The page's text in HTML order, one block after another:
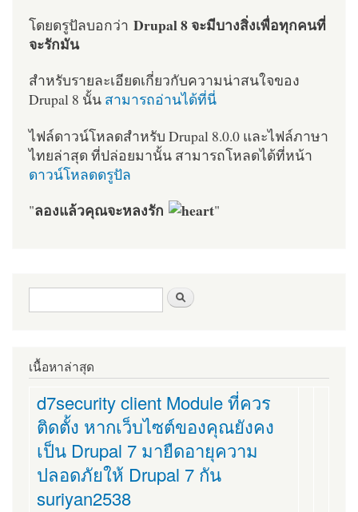
โดยดรูปัลบอกว่า Drupal 8 จะมีบางสิ่งเพื่อทุกคนที่
จะรักมัน
สำหรับรายละเอียดเกี่ยวกับความน่าสนใจของ
Drupal 8 นั้น สามารถอ่านได้ที่นี่
ไฟล์ดาวน์โหลดสำหรับ Drupal 8.0.0 และไฟล์ภาษา
ไทยล่าสุด ที่ปล่อยมานั้น สามารถโหลดได้ที่หน้า
ดาวน์โหลดดรูปัล
"ลองแล้วคุณจะหลงรัก "
ฟอร์มค้นหา
เนื้อหาล่าสุด
d7security client Module ที่ควร
ติดตั้ง หากเว็บไซต์ของคุณยังคง
เป็น Drupal 7 มายืดอายุความ
ปลอดภัยให้ Drupal 7 กัน
suriyan2538